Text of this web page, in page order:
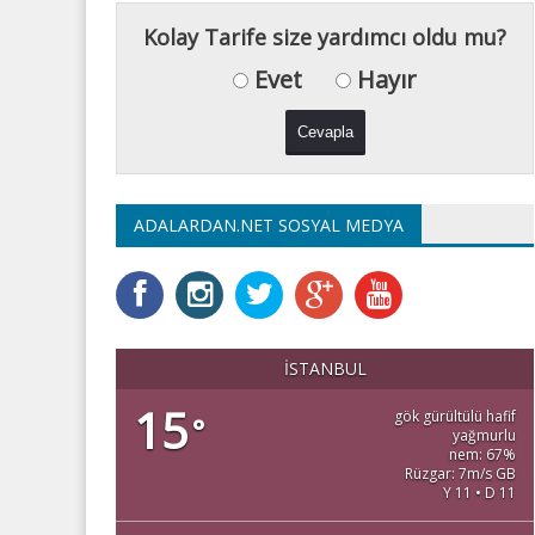
Kolay Tarife size yardımcı oldu mu?
Evet Hayır
ADALARDAN.NET SOSYAL MEDYA
İSTANBUL
15°
gök gürültülü hafif
yağmurlu
nem: 67%
Rüzgar: 7m/s GB
Y 11 • D 11